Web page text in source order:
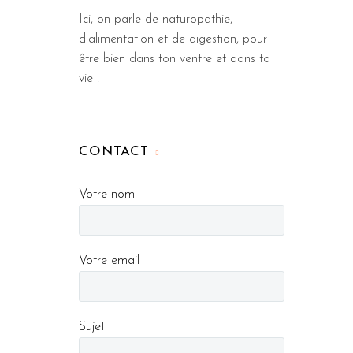
Ici, on parle de naturopathie,
d'alimentation et de digestion, pour
être bien dans ton ventre et dans ta
vie !
CONTACT
Votre nom
Votre email
Sujet